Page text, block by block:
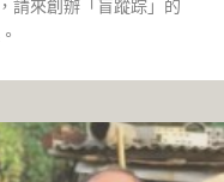
請來創辦「盲蹤踪」的